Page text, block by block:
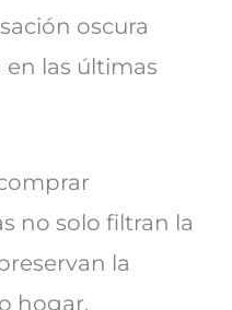
oscura
las últimas
no solo filtran la
la
hogar.